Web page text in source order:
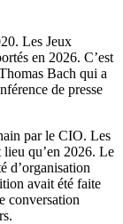
Les Jeux
en 2026. C’est
Bach qui a
de presse
par le CIO. Les
lieu qu’en 2026. Le
d’organisation
avait été faite
conversation